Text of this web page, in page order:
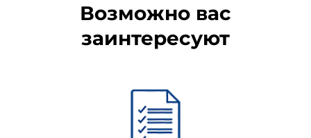
Возможно вас
заинтересуют